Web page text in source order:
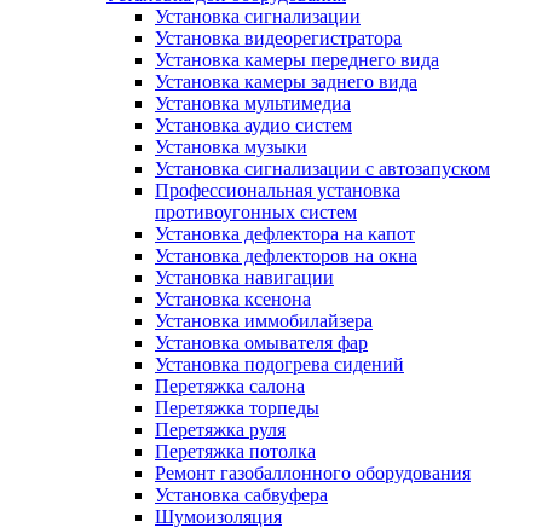
Установка сигнализации
Установка видеорегистратора
Установка камеры переднего вида
Установка камеры заднего вида
Установка мультимедиа
Установка аудио систем
Установка музыки
Установка сигнализации с автозапуском
Профессиональная установка
противоугонных систем
Установка дефлектора на капот
Установка дефлекторов на окна
Установка навигации
Установка ксенона
Установка иммобилайзера
Установка омывателя фар
Установка подогрева сидений
Перетяжка салона
Перетяжка торпеды
Перетяжка руля
Перетяжка потолка
Ремонт газобаллонного оборудования
Установка сабвуфера
Шумоизоляция